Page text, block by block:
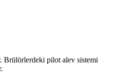
Brülörlerdeki pilot alev sistemi